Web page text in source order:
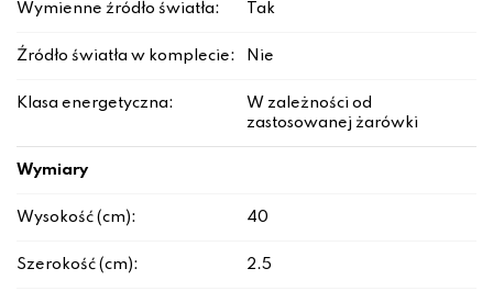
Wymienne źródło światła: Tak
Źródło światła w komplecie: Nie
Klasa energetyczna:
W zależności od
zastosowanej żarówki
Wymiary
Wysokość (cm): 40
Szerokość (cm): 2.5